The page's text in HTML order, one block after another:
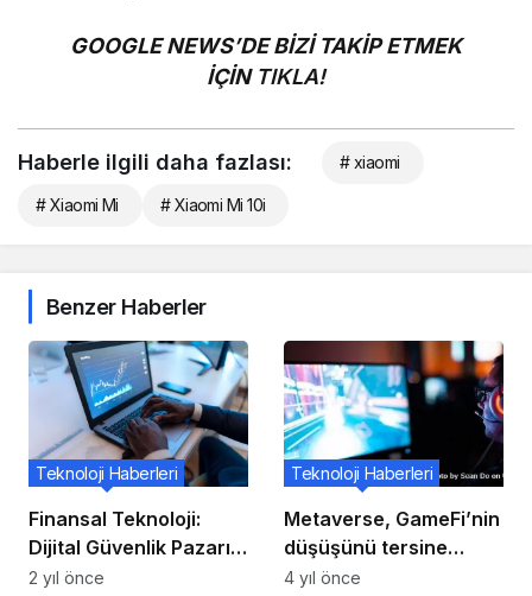
GOOGLE NEWS’DE BİZİ TAKİP ETMEK
İÇİN TIKLA!
Haberle ilgili daha fazlası: # xiaomi
# Xiaomi Mi # Xiaomi Mi 10i
Benzer Haberler
Finansal Teknoloji:
Dijital Güvenlik Pazarı
Nasıl Gelişti?
Teknoloji Haberleri
2 yıl önce
Metaverse, GameFi’nin
düşüşünü tersine
çevirmenin anahtarı
Teknoloji Haberleri
4 yıl önce